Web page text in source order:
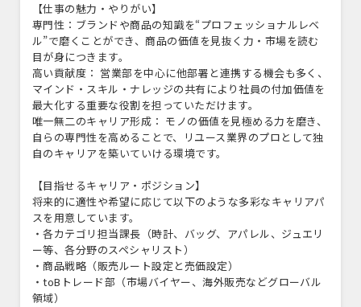
【仕事の魅力・やりがい】
専門性：ブランドや商品の知識を“プロフェッショナルレベ
ル”で磨くことができ、商品の価値を見抜く力・市場を読む
目が身につきます。
高い貢献度： 営業部を中心に他部署と連携する機会も多く、
マインド・スキル・ナレッジの共有により社員の付加価値を
最大化する重要な役割を担っていただけます。
唯一無二のキャリア形成： モノの価値を見極める力を磨き、
自らの専門性を高めることで、リユース業界のプロとして独
自のキャリアを築いていける環境です。
【目指せるキャリア・ポジション】
将来的に適性や希望に応じて以下のような多彩なキャリアパ
スを用意しています。
・各カテゴリ担当課長（時計、バッグ、アパレル、ジュエリ
ー等、各分野のスペシャリスト）
・商品戦略（販売ルート設定と売価設定）
・toBトレード部（市場バイヤー、海外販売などグローバル
領域）